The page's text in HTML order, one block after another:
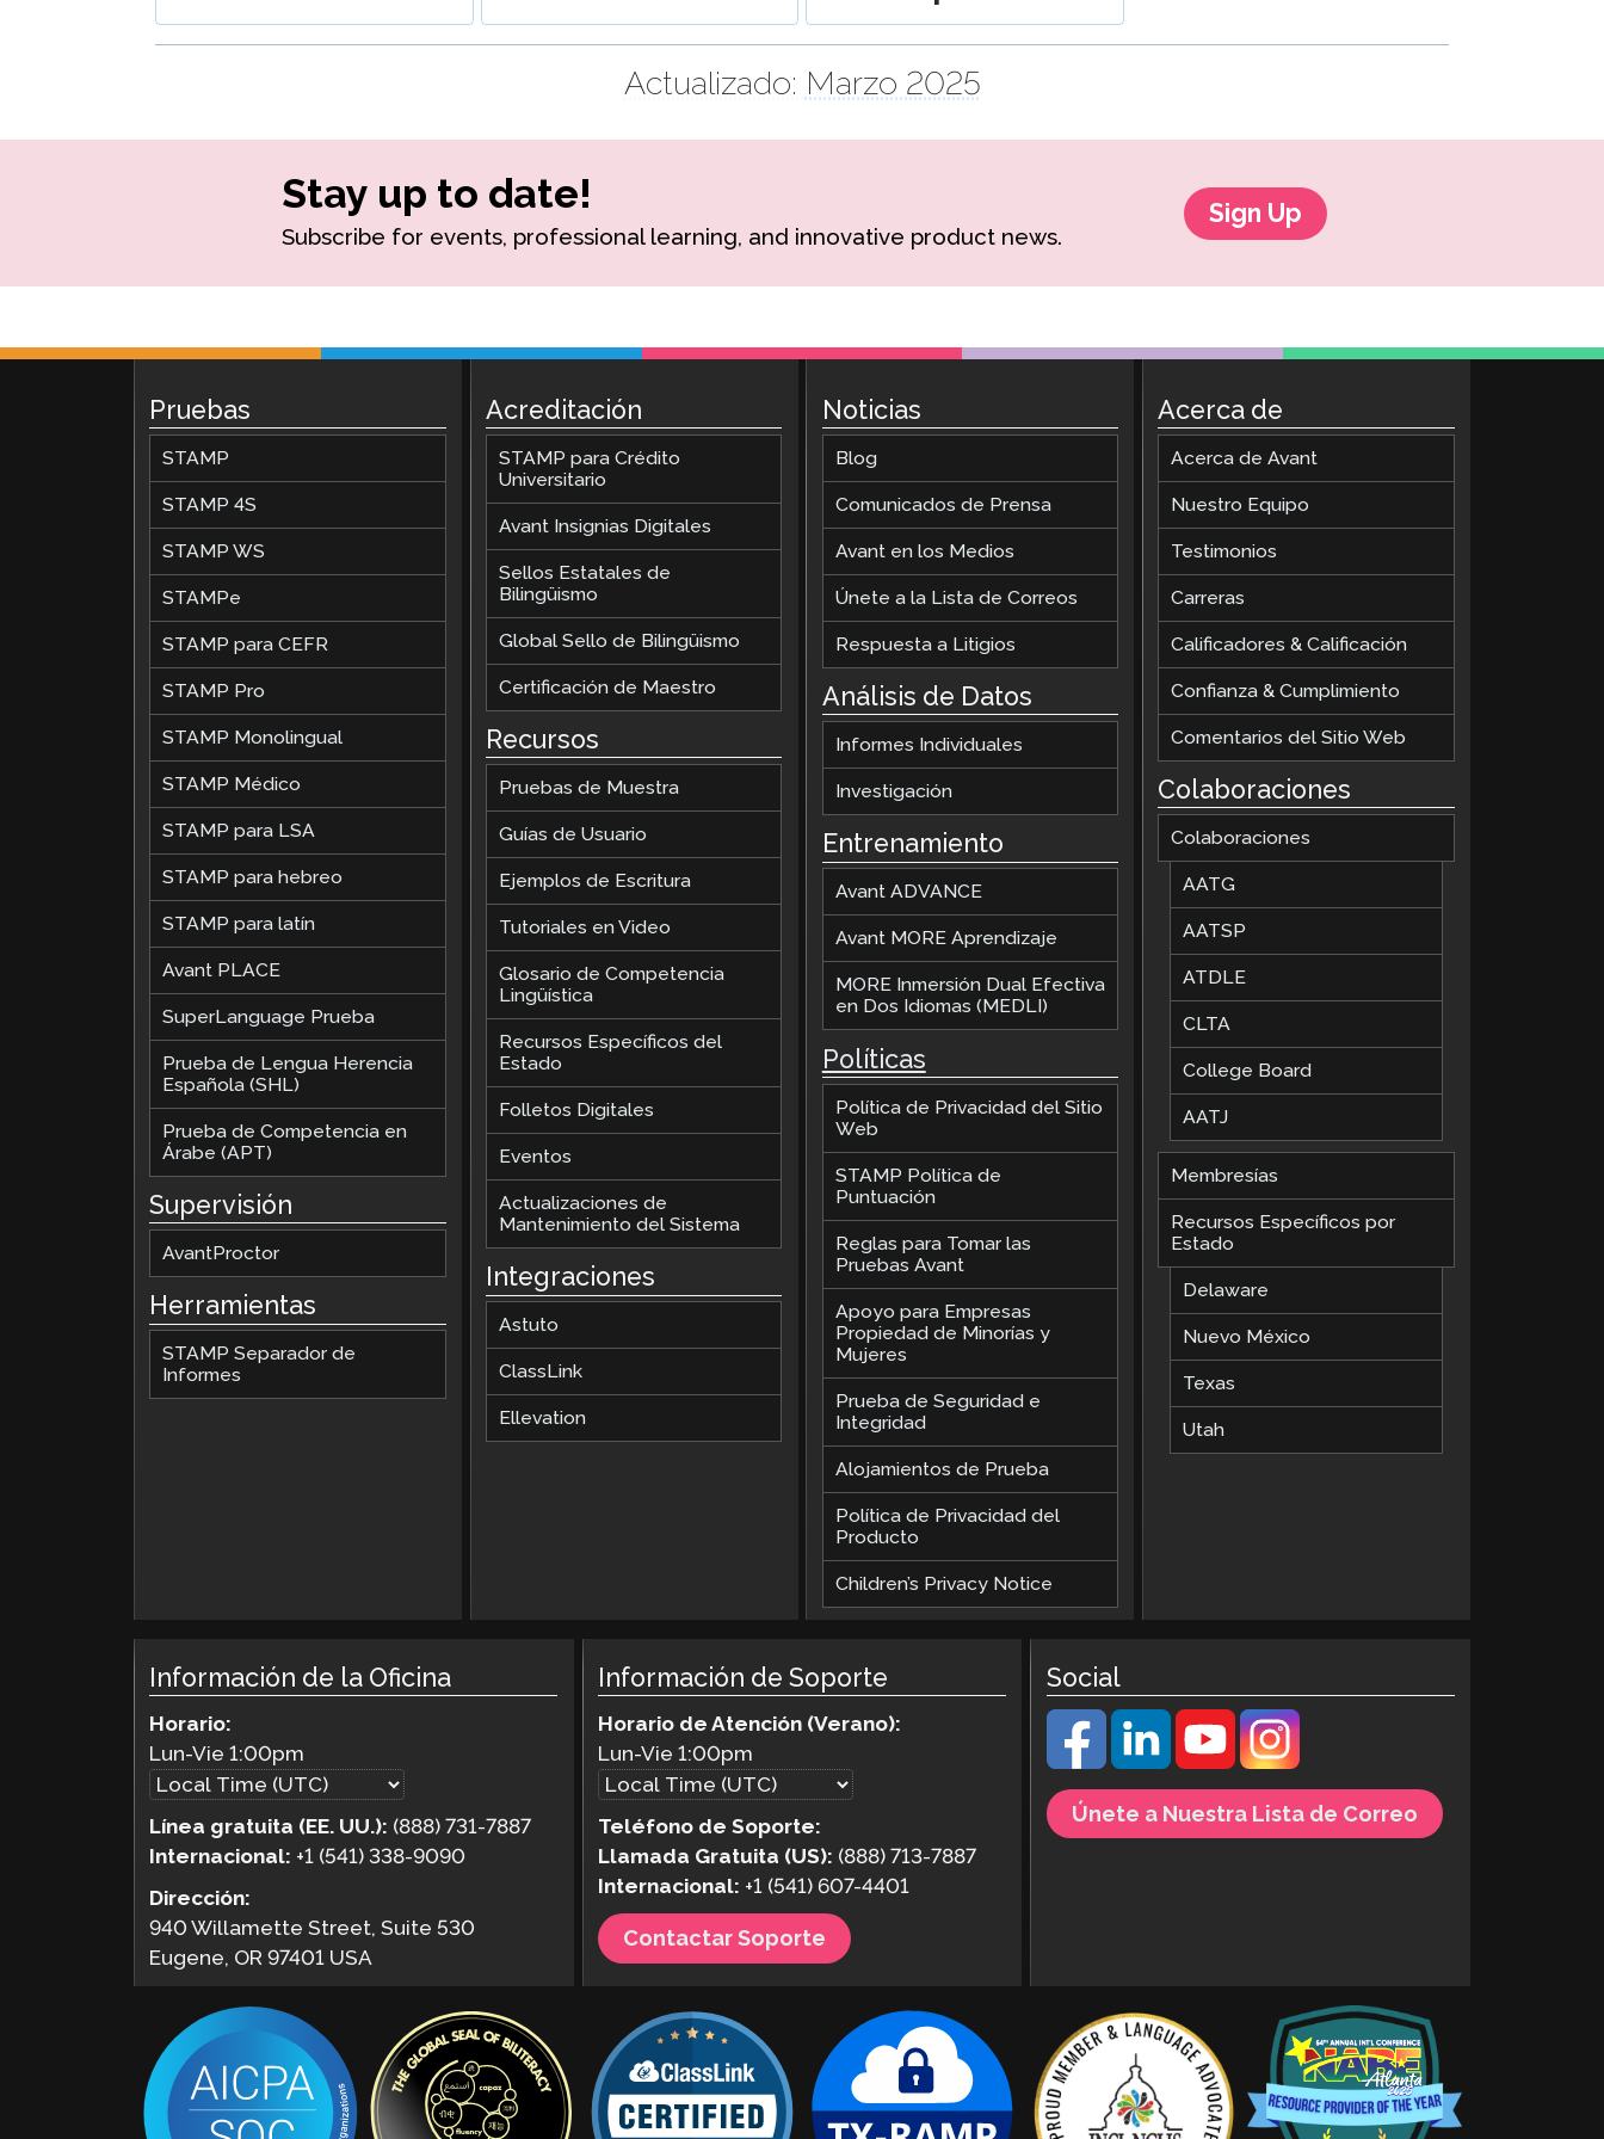
STAMP para LSA
STAMP para hebreo
Supervisión Remota
ClassLink Onboarding
Podcast
Blog
Eventos
Lingüística
Actualizado: Marzo 2025
Stay up to date!
Subscribe for events, professional learning, and innovative product news.
Sign Up
Pruebas
STAMP
STAMP 4S
STAMP WS
STAMPe
STAMP para CEFR
STAMP Pro
STAMP Monolingual
STAMP Médico
STAMP para LSA
STAMP para hebreo
STAMP para latín
Avant PLACE
SuperLanguage Prueba
Prueba de Lengua Herencia
Española (SHL)
Prueba de Competencia en
Árabe (APT)
Supervisión
AvantProctor
Herramientas
STAMP Separador de
Informes
Acreditación
STAMP para Crédito
Universitario
Avant Insignias Digitales
Sellos Estatales de
Bilingüismo
Global Sello de Bilingüismo
Certificación de Maestro
Recursos
Pruebas de Muestra
Guías de Usuario
Ejemplos de Escritura
Tutoriales en Video
Glosario de Competencia
Lingüística
Recursos Específicos del
Estado
Folletos Digitales
Eventos
Actualizaciones de
Mantenimiento del Sistema
Integraciones
Astuto
ClassLink
Ellevation
Noticias
Blog
Comunicados de Prensa
Avant en los Medios
Únete a la Lista de Correos
Respuesta a Litigios
Análisis de Datos
Informes Individuales
Investigación
Entrenamiento
Avant ADVANCE
Avant MORE Aprendizaje
MORE Inmersión Dual Efectiva
en Dos Idiomas (MEDLI)
Políticas
Política de Privacidad del Sitio
Web
STAMP Política de
Puntuación
Reglas para Tomar las
Pruebas Avant
Apoyo para Empresas
Propiedad de Minorías y
Mujeres
Prueba de Seguridad e
Integridad
Alojamientos de Prueba
Política de Privacidad del
Producto
Children’s Privacy Notice
Acerca de
Acerca de Avant
Nuestro Equipo
Testimonios
Carreras
Calificadores & Calificación
Confianza & Cumplimiento
Comentarios del Sitio Web
Colaboraciones
Colaboraciones
AATG
AATSP
ATDLE
CLTA
College Board
AATJ
Membresías
Recursos Específicos por
Estado
Delaware
Nuevo México
Texas
Utah
Información de la Oficina
Horario:
Lun-Vie1:00pm
Línea gratuita (EE. UU.): (888) 731-7887
Internacional: +1 (541) 338-9090
Dirección:
940 Willamette Street, Suite 530
Eugene, OR 97401 USA
Información de Soporte
Horario de Atención (Verano):
Lun-Vie 1:00pm
Teléfono de Soporte:
Llamada Gratuita (US): (888) 713-7887
Internacional: +1 (541) 607-4401
Contactar Soporte
Social
Únete a Nuestra Lista de Correo